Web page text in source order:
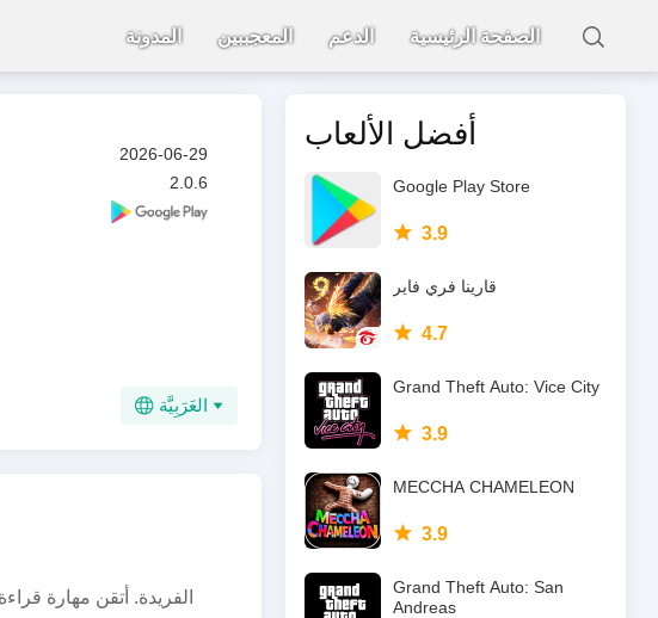
المدونة المعجببين الدعم الصفحة الرئيسية
2026-06-29
2.0.6
العَرَبِيَّة
أفضل الألعاب
Google Play Store
3.9
قارينا فري فاير
4.7
Grand Theft Auto: Vice City
3.9
MECCHA CHAMELEON
3.9
Grand Theft Auto: San
Andreas